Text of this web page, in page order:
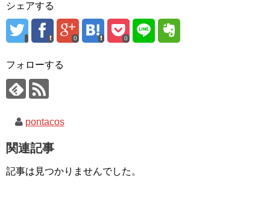
シェアする
0 0
フォローする
pontacos
関連記事
記事は見つかりませんでした。